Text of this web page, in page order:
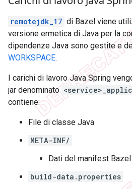
remotejdk_17 di Bazel viene
versione ermetica di Java per la
dipendenze Java sono gestite e
WORKSPACE.
I carichi di lavoro Java Spring
jar denominato
contiene:
File di classe Java
META-INF/
Dati del manifest Bazel
build-data.properties